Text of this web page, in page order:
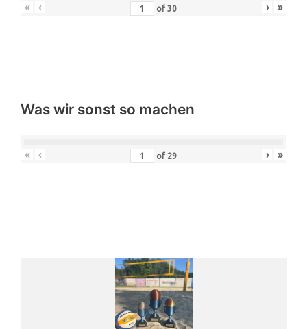
« ‹ of 30 › »
Was wir sonst so machen
« ‹ of 29 › »